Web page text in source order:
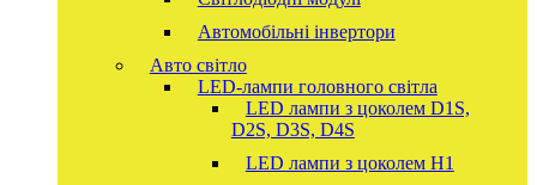
Автомобільні інвертори
Авто світло
LED-лампи головного світла
LED лампи з цоколем D1S,
D2S, D3S, D4S
LED лампи з цоколем H1